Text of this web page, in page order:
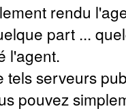
rendu
part ...
l'agent.
tels serveurs
pouvez